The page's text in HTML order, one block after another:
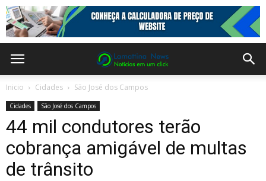
Inicio Cidades São José dos Campos
Cidades São José dos Campos
44 mil condutores terão
cobrança amigável de multas
de trânsito